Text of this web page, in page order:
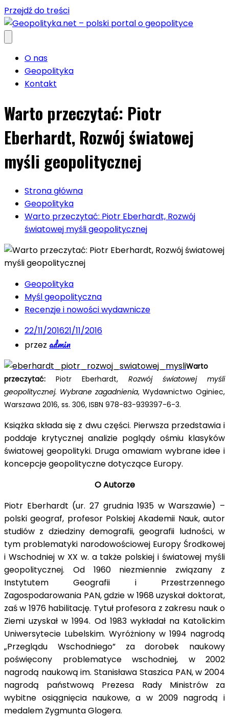
Przejdź do treści
O nas
Geopolityka
Kontakt
Warto przeczytać: Piotr
Eberhardt, Rozwój światowej
myśli geopolitycznej
Strona główna
Geopolityka
Warto przeczytać: Piotr Eberhardt, Rozwój
światowej myśli geopolitycznej
Geopolityka
Myśl geopolityczna
Recenzje i nowości wydawnicze
22/11/201621/11/2016
przez admin
Warto
przeczytać: Piotr Eberhardt, Rozwój światowej myśli
geopolitycznej. Wybrane zagadnienia, Wydawnictwo Oginiec,
Warszawa 2016, ss. 306, ISBN 978-83-939397-6-3.
Książka składa się z dwu części. Pierwsza przedstawia i
poddaje krytycznej analizie poglądy ośmiu klasyków
światowej geopolityki. Druga omawiam wybrane idee i
koncepcje geopolityczne dotyczące Europy.
O Autorze
Piotr Eberhardt (ur. 27 grudnia 1935 w Warszawie) –
polski geograf, profesor Polskiej Akademii Nauk, autor
studiów z dziedziny demografii, geografii ludności, w
tym problematyki narodowościowej Europy Środkowej
i Wschodniej w XX w. a także polskiej i światowej myśli
geopolitycznej. Od 1960 niezmiennie związany z
Instytutem Geografii i Przestrzennego
Zagospodarowania PAN, gdzie w 1968 uzyskał doktorat,
zaś w 1976 habilitację. Tytuł profesora z zakresu nauk o
Ziemi uzyskał w 1994. Od 1983 wykładał na Katolickim
Uniwersytecie Lubelskim. Wyróżniony w 1994 nagrodą
„Przeglądu Wschodniego” za dorobek naukowy
poświęcony problematyce wschodniej, w 2002
nagrodą naukową im. Stanisława Staszica PAN, w 2004
nagrodą państwową Prezesa Rady Ministrów za
wybitne osiągnięcia naukowe, a w 2009 nagrodą i
medalem Zygmunta Glogera.